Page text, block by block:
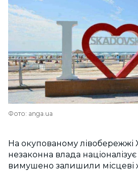
Фото: anga.ua
На окупованому
незаконна влада
вимушено залишили місцеві